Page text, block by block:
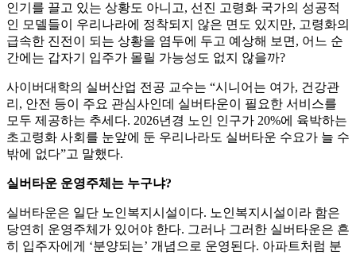
인기를 끌고 있는 상황도 아니고, 선진 고령화 국가의 성공적
인 모델들이 우리나라에 정착되지 않은 면도 있지만, 고령화의
급속한 진전이 되는 상황을 염두에 두고 예상해 보면, 어느 순
간에는 갑자기 입주가 몰릴 가능성도 없지 않을까?
사이버대학의 실버산업 전공 교수는 “시니어는 여가, 건강관
리, 안전 등이 주요 관심사인데 실버타운이 필요한 서비스를
모두 제공하는 추세다. 2026년경 노인 인구가 20%에 육박하는
초고령화 사회를 눈앞에 둔 우리나라도 실버타운 수요가 늘 수
밖에 없다”고 말했다.
실버타운 운영주체는 누구냐?
실버타운은 일단 노인복지시설이다. 노인복지시설이라 함은
당연히 운영주체가 있어야 한다. 그러나 그러한 실버타운은 흔
히 입주자에게 ‘분양되는’ 개념으로 운영된다. 아파트처럼 분